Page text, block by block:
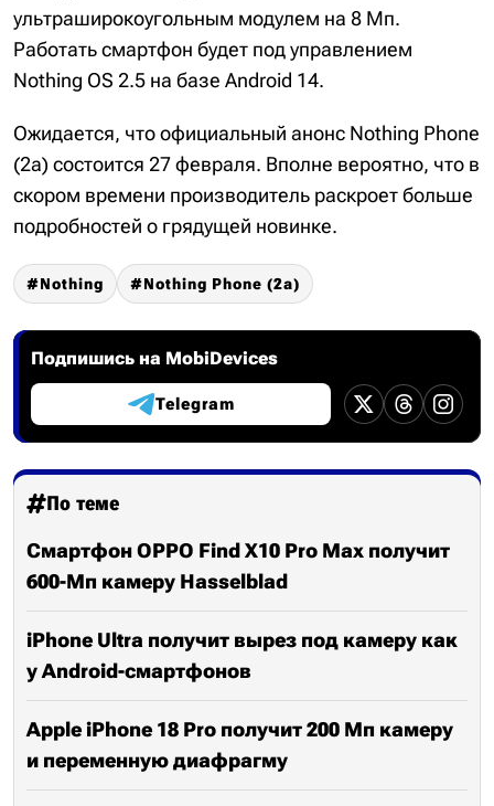
ультраширокоугольным модулем на 8 Мп.
Работать смартфон будет под управлением
Nothing OS 2.5 на базе Android 14.
Ожидается, что официальный анонс Nothing Phone
(2a) состоится 27 февраля. Вполне вероятно, что в
скором времени производитель раскроет больше
подробностей о грядущей новинке.
Nothing Nothing Phone (2a)
Подпишись на MobiDevices
Telegram
По теме
Смартфон OPPO Find X10 Pro Max получит
600-Мп камеру Hasselblad
iPhone Ultra получит вырез под камеру как
у Android-смартфонов
Apple iPhone 18 Pro получит 200 Мп камеру
и переменную диафрагму